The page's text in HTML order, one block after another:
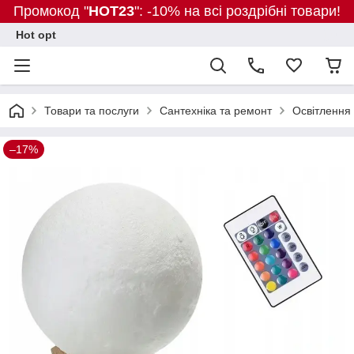
Промокод "HOT23": -10% на всі роздрібні товари!
Hot opt
Товари та послуги Сантехніка та ремонт Освітлення
–17%